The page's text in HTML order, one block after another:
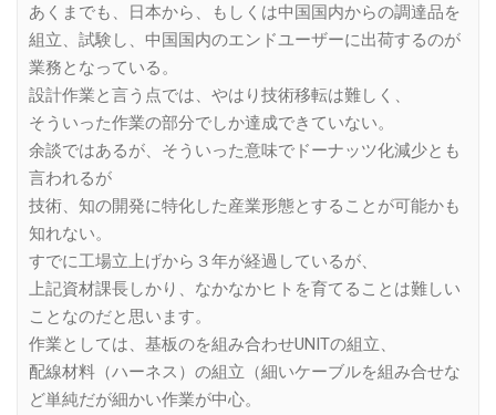
あくまでも、日本から、もしくは中国国内からの調達品を
組立、試験し、中国国内のエンドユーザーに出荷するのが
業務となっている。
設計作業と言う点では、やはり技術移転は難しく、
そういった作業の部分でしか達成できていない。
余談ではあるが、そういった意味でドーナッツ化減少とも
言われるが
技術、知の開発に特化した産業形態とすることが可能かも
知れない。
すでに工場立上げから３年が経過しているが、
上記資材課長しかり、なかなかヒトを育てることは難しい
ことなのだと思います。
作業としては、基板のを組み合わせUNITの組立、
配線材料（ハーネス）の組立（細いケーブルを組み合せな
ど単純だが細かい作業が中心。